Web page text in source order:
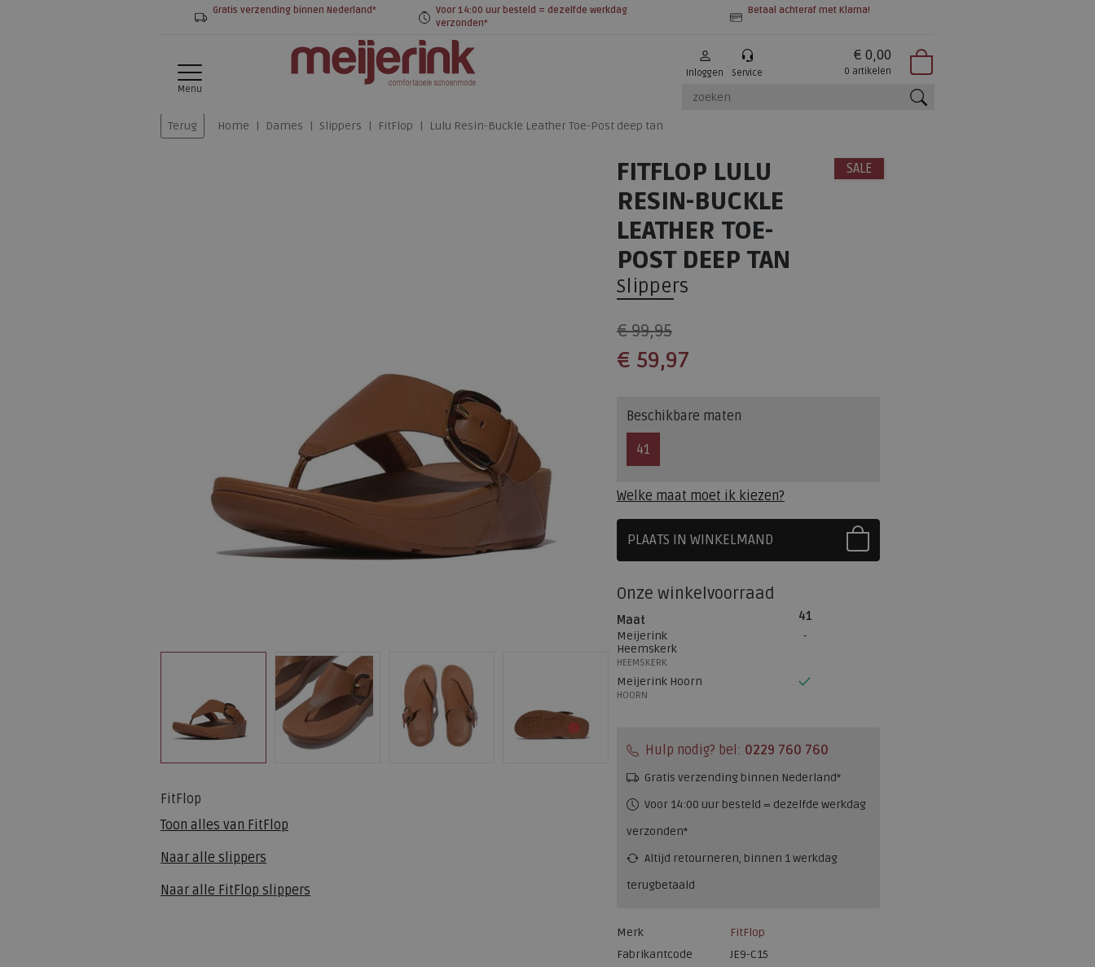
Gratis verzending binnen Nederland*
Voor 14:00 uur besteld = dezelfde werkdag
verzonden*
Betaal achteraf met Klarna!
Menu
Inloggen Service
€ 0,00
0 artikelen
Terug Home Dames Slippers FitFlop Lulu Resin-Buckle Leather Toe-Post deep tan
FitFlop
Toon alles van FitFlop
Naar alle slippers
Naar alle FitFlop slippers
SALE
FITFLOP LULU
RESIN-BUCKLE
LEATHER TOE-
POST DEEP TAN
Slippers
€ 99,95
€ 59,97
Beschikbare maten
41
Welke maat moet ik kiezen?
PLAATS IN WINKELMAND
Onze winkelvoorraad
Maat
41
Meijerink
Heemskerk
HEEMSKERK
Meijerink Hoorn
HOORN
Hulp nodig? bel: 0229 760 760
Gratis verzending binnen Nederland*
Voor 14:00 uur besteld = dezelfde werkdag
verzonden*
Altijd retourneren, binnen 1 werkdag
terugbetaald
Merk
FitFlop
Fabrikantcode
JE9-C15